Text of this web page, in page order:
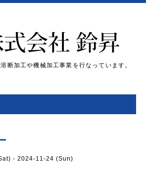
断加工や機械加工事業を行なっています。
- 2024-11-24 (Sun)